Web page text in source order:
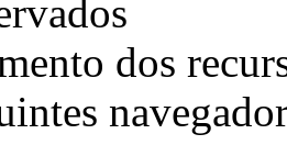
dos